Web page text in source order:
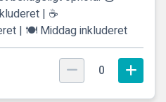
| ☕
| 🍽️ Middag inkluderet
0